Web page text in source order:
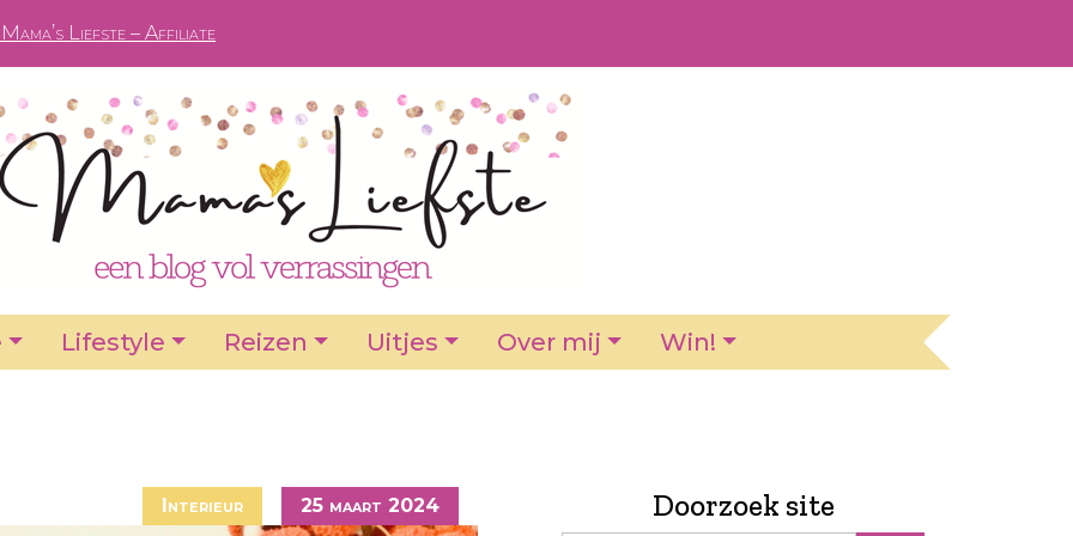
Liefste – Affiliate
Lifestyle Reizen Uitjes Over mij Win!
Interieur 25 maart 2024 Doorzoek site